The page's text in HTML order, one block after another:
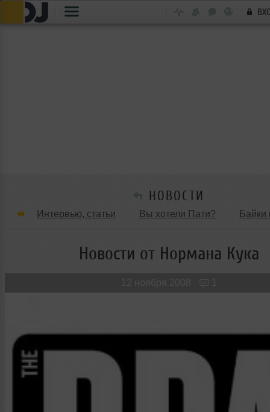
НОВОСТИ
Интервью, статьи Вы хотели Пати? Байки
Танцевальные стили Обзоры Вечеринок и
Новости от Нормана Кука